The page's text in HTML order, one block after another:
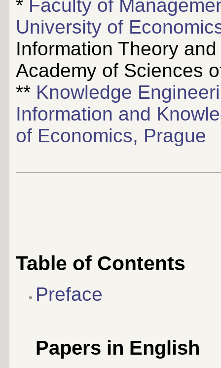
* Faculty of
University of
Information Theory
Academy of Sciences
** Knowledge
Information and
of Economics, Prague
Table of Contents
Preface
Papers in English